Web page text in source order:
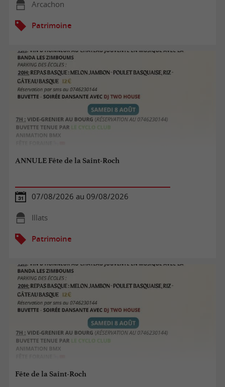
Arcachon
Patrimoine
ANNULE Fête de la Saint-Roch
07/08/2026 au 09/08/2026
Illats
Patrimoine
Fête de la Saint-Roch